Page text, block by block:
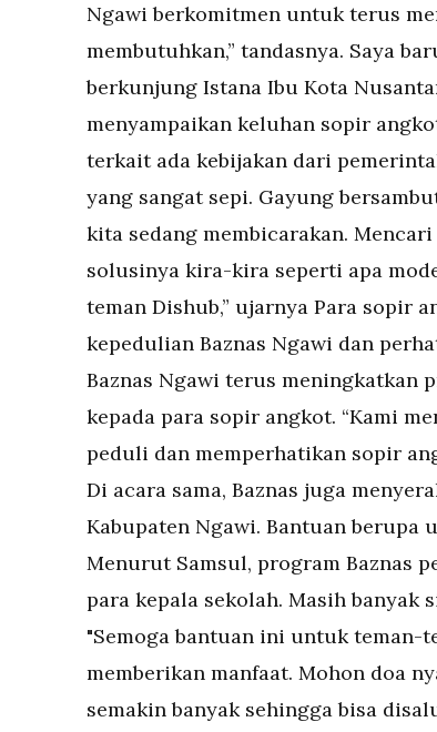
Ngawi berkomitmen untuk terus
membutuhkan,” tandasnya. Saya
berkunjung Istana Ibu Kota
menyampaikan keluhan sopir
terkait ada kebijakan dari
yang sangat sepi. Gayung
kita sedang membicarakan.
solusinya kira-kira seperti apa
teman Dishub,” ujarnya Para sopir
kepedulian Baznas Ngawi dan
Baznas Ngawi terus meningkatkan
kepada para sopir angkot. “Kami
peduli dan memperhatikan sopir
Di acara sama, Baznas juga
Kabupaten Ngawi. Bantuan berupa
Menurut Samsul, program Baznas
para kepala sekolah. Masih banyak
"Semoga bantuan ini untuk teman-
memberikan manfaat. Mohon doa
semakin banyak sehingga bisa